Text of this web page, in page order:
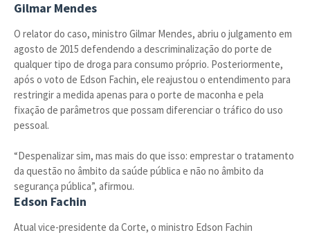
Gilmar Mendes
O relator do caso, ministro Gilmar Mendes, abriu o julgamento em
agosto de 2015 defendendo a descriminalização do porte de
qualquer tipo de droga para consumo próprio. Posteriormente,
após o voto de Edson Fachin, ele reajustou o entendimento para
restringir a medida apenas para o porte de maconha e pela
fixação de parâmetros que possam diferenciar o tráfico do uso
pessoal.
“Despenalizar sim, mas mais do que isso: emprestar o tratamento
da questão no âmbito da saúde pública e não no âmbito da
segurança pública”, afirmou.
Edson Fachin
Atual vice-presidente da Corte, o ministro Edson Fachin